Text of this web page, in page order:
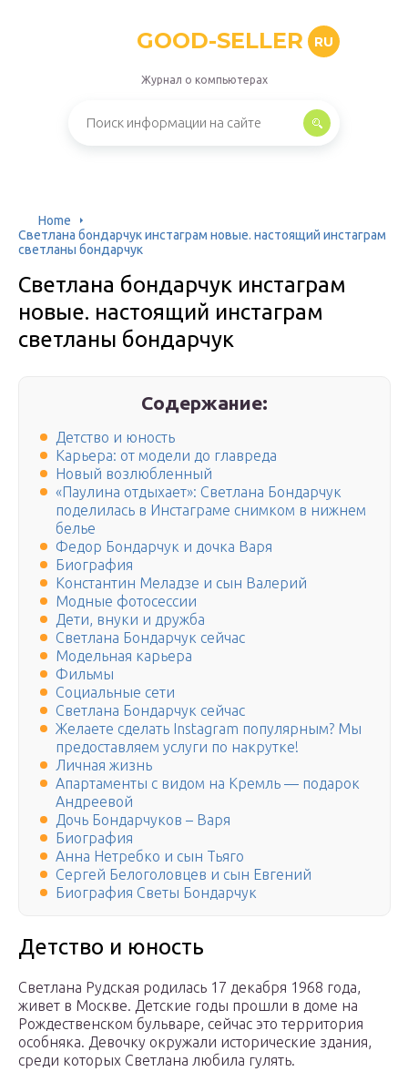
GOOD-SELLER RU
Журнал о компьютерах
Home
Светлана бондарчук инстаграм новые. настоящий инстаграм
светланы бондарчук
Светлана бондарчук инстаграм
новые. настоящий инстаграм
светланы бондарчук
Содержание:
Детство и юность
Карьера: от модели до главреда
Новый возлюбленный
«Паулина отдыхает»: Светлана Бондарчук
поделилась в Инстаграме снимком в нижнем
белье
Федор Бондарчук и дочка Варя
Биография
Константин Меладзе и сын Валерий
Модные фотосессии
Дети, внуки и дружба
Светлана Бондарчук сейчас
Модельная карьера
Фильмы
Социальные сети
Светлана Бондарчук сейчас
Желаете сделать Instagram популярным? Мы
предоставляем услуги по накрутке!
Личная жизнь
Апартаменты с видом на Кремль — подарок
Андреевой
Дочь Бондарчуков – Варя
Биография
Анна Нетребко и сын Тьяго
Сергей Белоголовцев и сын Евгений
Биография Светы Бондарчук
Детство и юность
Светлана Рудская родилась 17 декабря 1968 года,
живет в Москве. Детские годы прошли в доме на
Рождественском бульваре, сейчас это территория
особняка. Девочку окружали исторические здания,
среди которых Светлана любила гулять.